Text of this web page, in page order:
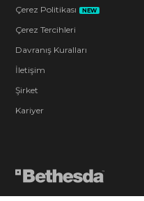
Çerez Politikası
NEW
Çerez Tercihleri
Davranış Kuralları
İletişim
Şirket
Kariyer